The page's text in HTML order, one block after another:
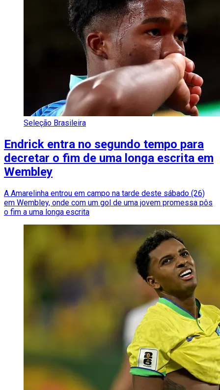
Seleção Brasileira
Endrick entra no segundo tempo para
decretar o fim de uma longa escrita em
Wembley
A Amarelinha entrou em campo na tarde deste sábado (26)
em Wembley, onde com um gol de uma jovem promessa pôs
o fim a uma longa escrita